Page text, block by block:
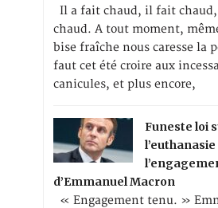
Il a fait chaud, il fait
chaud. A tout moment,
bise fraîche nous caresse la
faut cet été croire aux
canicules, et plus encore,
Funeste loi
l’euthanasie
d’Emmanuel Macron
« Engagement tenu. »